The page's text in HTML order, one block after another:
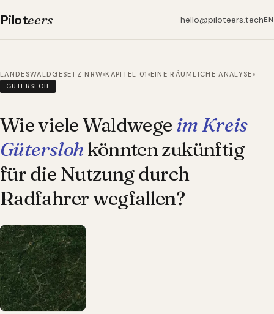
Piloteers hello@piloteers.techEN
LANDESWALDGESETZ NRW KAPITEL 01 EINE RÄUMLICHE ANALYSE
GÜTERSLOH
Wie viele Waldwege im Kreis
Gütersloh könnten zukünftig
für die Nutzung durch
Radfahrer wegfallen?